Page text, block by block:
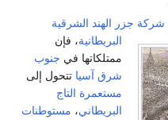
شركة جزر الهند الشرقية
البريطانية، فإن
ممتلكاتها في جنوب
شرق آسيا تتحول إلى
مستعمرة التاج
البريطاني، مستوطنات